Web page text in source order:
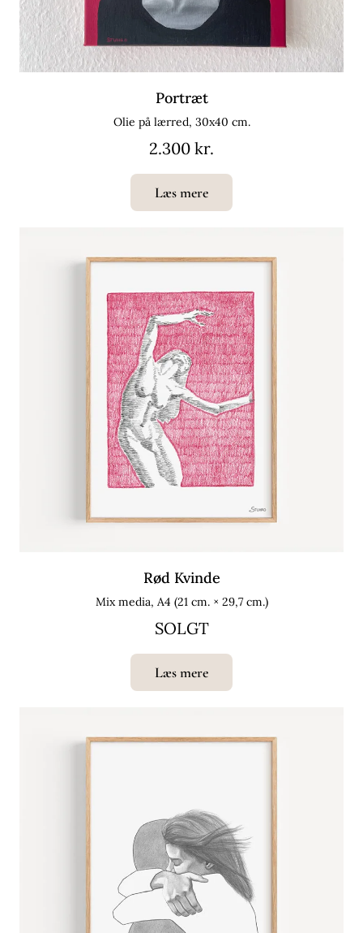
Portræt
Olie på lærred, 30x40 cm.
2.300 kr.
Læs mere
Rød Kvinde
Mix media, A4 (21 cm. × 29,7 cm.)
SOLGT
Læs mere